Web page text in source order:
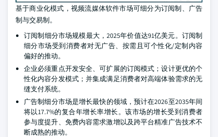
基于商业化模式，视频流媒体软件市场可细分为订阅制、广告
制与交易制。
订阅制细分市场规模最大，2025年价值达91亿美元。订阅制
细分市场受到消费者对无广告、按需且可个性化/定制内容
偏好的推动。
企业必须重点开发安全、可扩展的订阅模式；设计更优的个
性化内容分发模式；并集成满足消费者对高端体验需求的无
缝支付系统。
广告制细分市场是增长最快的领域，预计在2026至2035年间
将以17.7%的复合年增长率增长。该市场的增长受到消费者
参与度提升、免费内容需求激增以及跨平台精准广告技术不
断成熟的推动。